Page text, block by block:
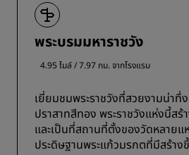
พระบรมมหาราชวัง
4.95 ไมล์ / 7.97 กม. จากโรงแรม
เยี่ยมชมพระราชวังที่สวยงามน่าทึ่
ปราสาทสีทอง พระราชวังแห่งนี้ส
และเป็นที่สถานที่ตั้งของวัดหลายแ
ประดิษฐานพระแก้วมรกตที่มีสร้าง